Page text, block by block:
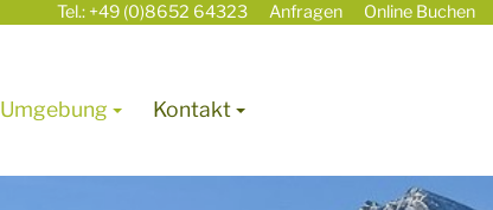
Tel.: +49 (0)8652 64323 Anfragen Online Buchen
Umgebung Kontakt